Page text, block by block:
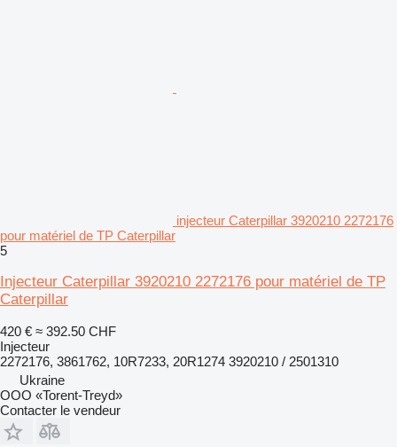
injecteur Caterpillar 3920210 2272176
pour matériel de TP Caterpillar
5
Injecteur Caterpillar 3920210 2272176 pour matériel de TP
Caterpillar
420 € ≈ 392.50 CHF
Injecteur
2272176, 3861762, 10R7233, 20R1274 3920210 / 2501310
Ukraine
OOO «Torent-Treyd»
Contacter le vendeur